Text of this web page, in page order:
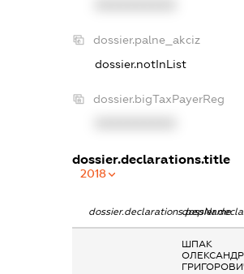
dossier.palne_akciz
dossier.notInList
dossier.bigTaxPayerReg
dossier.declarations.title
2018
dossier.declarations.pepName
ШПАК
ОЛЕКСАНДР